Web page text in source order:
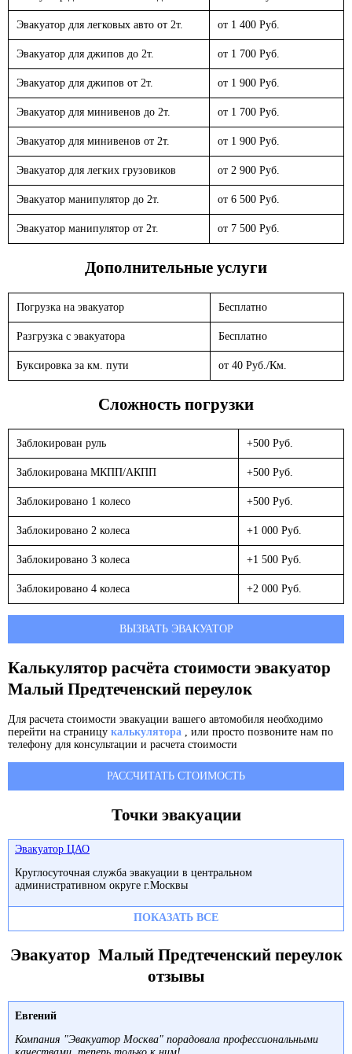
Эвакуатор для легковых авто от 2т. от 1 400 Руб.
Эвакуатор для джипов до 2т. от 1 700 Руб.
Эвакуатор для джипов от 2т. от 1 900 Руб.
Эвакуатор для минивенов до 2т. от 1 700 Руб.
Эвакуатор для минивенов от 2т. от 1 900 Руб.
Эвакуатор для легких грузовиков от 2 900 Руб.
Эвакуатор манипулятор до 2т. от 6 500 Руб.
Эвакуатор манипулятор от 2т. от 7 500 Руб.
Дополнительные услуги
Погрузка на эвакуатор Бесплатно
Разгрузка с эвакуатора Бесплатно
Буксировка за км. пути от 40 Руб./Км.
Сложность погрузки
Заблокирован руль +500 Руб.
Заблокирована МКПП/АКПП +500 Руб.
Заблокировано 1 колесо +500 Руб.
Заблокировано 2 колеса +1 000 Руб.
Заблокировано 3 колеса +1 500 Руб.
Заблокировано 4 колеса +2 000 Руб.
ВЫЗВАТЬ ЭВАКУАТОР
Калькулятор расчёта стоимости эвакуатор
Малый Предтеченский переулок
Для расчета стоимости эвакуации вашего автомобиля необходимо
перейти на страницу калькулятора , или просто позвоните нам по
телефону для консультации и расчета стоимости
РАССЧИТАТЬ СТОИМОСТЬ
Точки эвакуации
Эвакуатор ЦАО
Круглосуточная служба эвакуации в центральном
административном округе г.Москвы
ПОКАЗАТЬ ВСЕ
Эвакуатор Малый Предтеченский переулок
отзывы
Евгений
Компания "Эвакуатор Москва" порадовала профессиональными